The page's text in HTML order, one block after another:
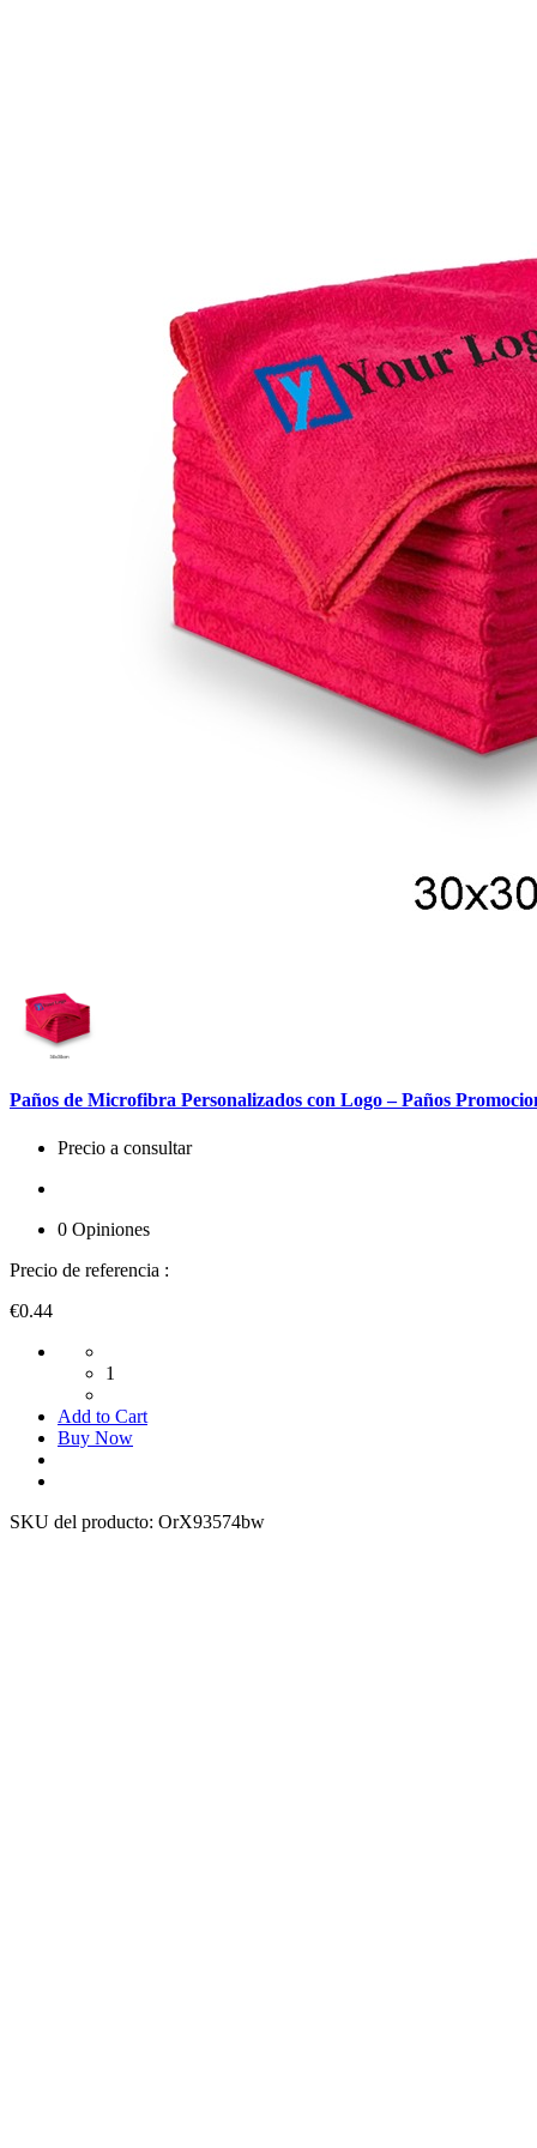
Paños de Microfibra Personalizados con Logo – Paños
Precio a consultar
0 Opiniones
Precio de referencia :
€0.44
1
Add to Cart
Buy Now
SKU del producto: OrX93574bw